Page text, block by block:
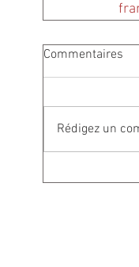
Commentaires
Rédigez un